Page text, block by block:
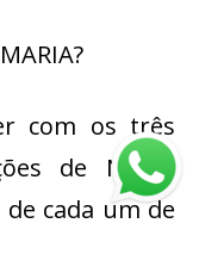
com os três
de Nossa
cada um de